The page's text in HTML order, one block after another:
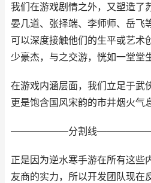
我们在游戏剧情之外，又塑造了
晏几道、张择端、李师师、岳飞
可以深度接触他们的生平或艺术
少豪杰，与之交游，恍如一堂堂
在游戏内涵层面，我们立足于武
更是饱含国风宋韵的市井烟火气
——————分割线
正是因为逆水寒手游在所有这些
友商的实力，所以开发团队现在